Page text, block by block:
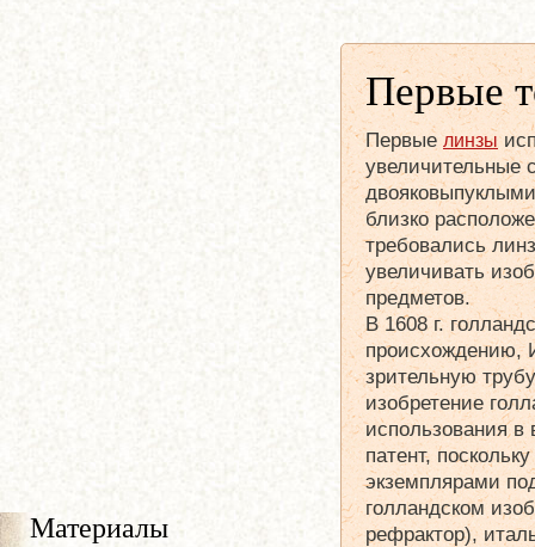
Материалы
Первые
Первыелинзы
увеличительные
близко
требовались
увеличивать
предметов.
В 1608 г.
происхождению,
зрительную
изобретение
использования в
патент,
экземплярами
голландском
рефрактор),